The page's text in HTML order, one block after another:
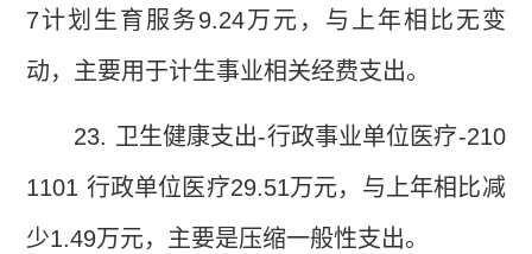
7计划生育服务9.24万元，与上年相比无变
动，主要用于计生事业相关经费支出。
23. 卫生健康支出-行政事业单位医疗-210
1101 行政单位医疗29.51万元，与上年相比减
少1.49万元，主要是压缩一般性支出。